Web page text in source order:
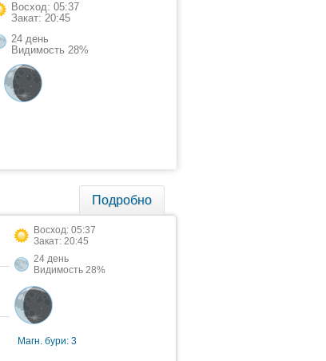
Восход: 05:37
Закат: 20:45
24 день
Видимость 28%
Подробно
Восход: 05:37
Закат: 20:45
24 день
Видимость 28%
Магн. бури: 3